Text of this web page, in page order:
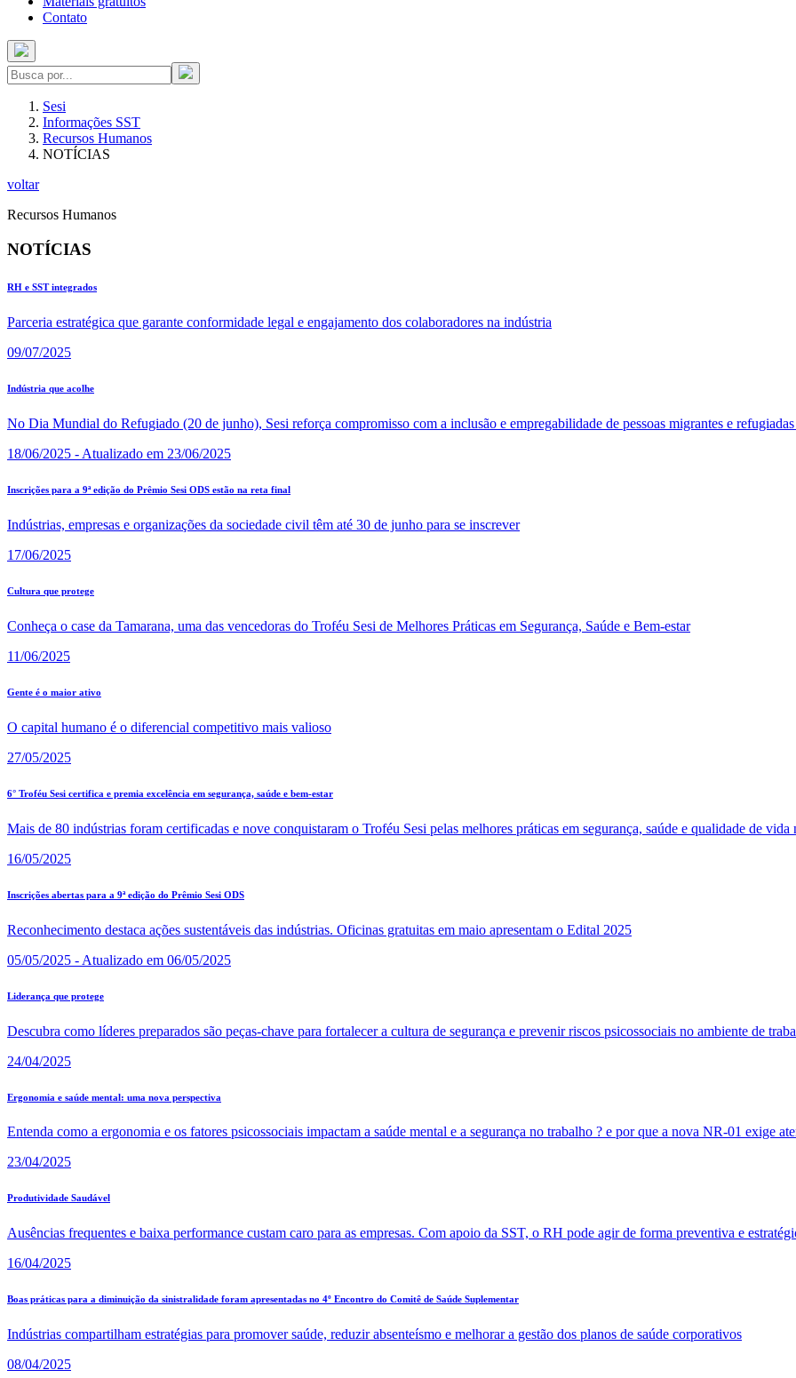
Contato
Sesi
Informações SST
Recursos Humanos
NOTÍCIAS
voltar
Recursos Humanos
NOTÍCIAS
RH e SST integrados
Parceria estratégica que garante conformidade legal e engajamento dos colaboradores na indústria
09/07/2025
Indústria que acolhe
No Dia Mundial do Refugiado (20 de junho), Sesi reforça compromisso com a inclusão e empregabilidade de pessoas migrantes e refugiadas
18/06/2025 - Atualizado em 23/06/2025
Inscrições para a 9ª edição do Prêmio Sesi ODS estão na reta final
Indústrias, empresas e organizações da sociedade civil têm até 30 de junho para se inscrever
17/06/2025
Cultura que protege
Conheça o case da Tamarana, uma das vencedoras do Troféu Sesi de Melhores Práticas em Segurança, Saúde e Bem-estar
11/06/2025
Gente é o maior ativo
O capital humano é o diferencial competitivo mais valioso
27/05/2025
6° Troféu Sesi certifica e premia excelência em segurança, saúde e bem-estar
Mais de 80 indústrias foram certificadas e nove conquistaram o Troféu Sesi pelas melhores práticas em segurança, saúde e qualidade de vida
16/05/2025
Inscrições abertas para a 9ª edição do Prêmio Sesi ODS
Reconhecimento destaca ações sustentáveis das indústrias. Oficinas gratuitas em maio apresentam o Edital 2025
05/05/2025 - Atualizado em 06/05/2025
Liderança que protege
Descubra como líderes preparados são peças-chave para fortalecer a cultura de segurança e prevenir riscos psicossociais no ambiente de
24/04/2025
Ergonomia e saúde mental: uma nova perspectiva
Entenda como a ergonomia e os fatores psicossociais impactam a saúde mental e a segurança no trabalho ? e por que a nova NR-01 exige
23/04/2025
Produtividade Saudável
Ausências frequentes e baixa performance custam caro para as empresas. Com apoio da SST, o RH pode agir de forma preventiva e
16/04/2025
Boas práticas para a diminuição da sinistralidade foram apresentadas no 4º Encontro do Comitê de Saúde Suplementar
Indústrias compartilham estratégias para promover saúde, reduzir absenteísmo e melhorar a gestão dos planos de saúde corporativos
08/04/2025